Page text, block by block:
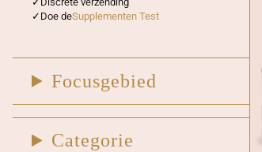
Doe deSupplementen Test
Focusgebied
Categorie